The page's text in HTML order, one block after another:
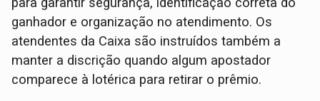
ganhador e organização no atendimento. Os
atendentes da Caixa são instruídos também a
manter a discrição quando algum apostador
comparece à lotérica para retirar o prêmio.